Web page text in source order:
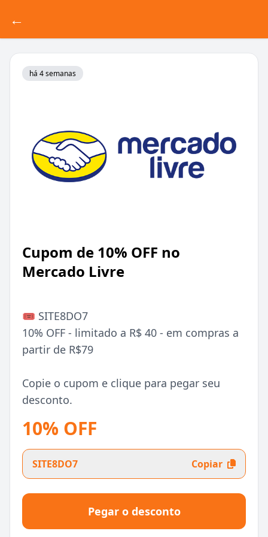
←
há 4 semanas
Cupom de 10% OFF no
Mercado Livre
🎟️ SITE8DO7
10% OFF - limitado a R$ 40 - em compras a
partir de R$79
Copie o cupom e clique para pegar seu
desconto.
10% OFF
SITE8DO7 Copiar
Pegar o desconto